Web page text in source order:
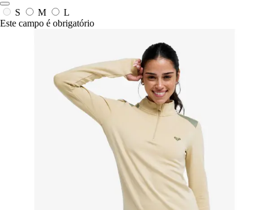
S M
L
Este campo é obrigatório